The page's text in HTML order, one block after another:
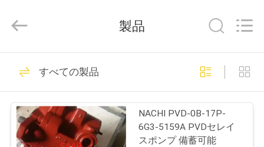
製
品
2019
Saar
Electronic
Limited.
Rights
・ レクスロス油圧
ポンプ
919
製品
すべての製品
NACHI PVD-0B-17P-
6G3-5159A PVDセレイ
スポンプ 備蓄可能